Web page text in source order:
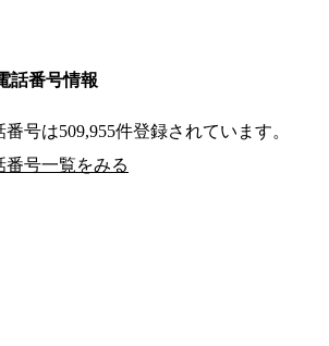
話番号情報
号は509,955件登録されています。
号一覧をみる